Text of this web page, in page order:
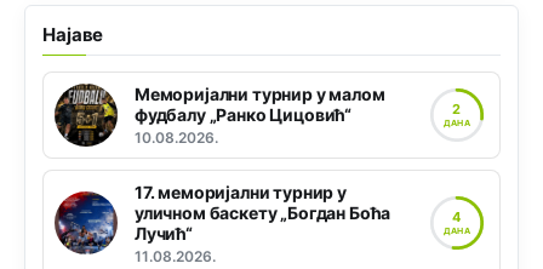
Најаве
Меморијални турнир у малом
фудбалу „Ранко Цицовић“
10.08.2026.
2
ДАНА
17. меморијални турнир у
уличном баскету „Богдан Боћа
Лучић“
11.08.2026.
4
ДАНА